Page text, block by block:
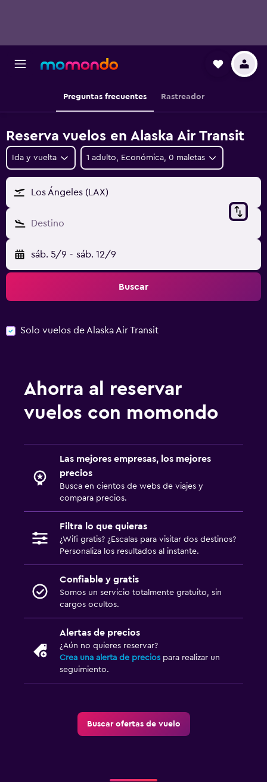
Preguntas frecuentes Rastreador
Reserva vuelos en Alaska Air Transit
Ida y vuelta 1 adulto, Económica, 0 maletas
Los Ángeles (LAX)
Destino
sáb. 5/9 - sáb. 12/9
Buscar
Solo vuelos de Alaska Air Transit
Ahorra al reservar
vuelos con momondo
Las mejores empresas, los mejores
precios
Busca en cientos de webs de viajes y
compara precios.
Filtra lo que quieras
¿Wifi gratis? ¿Escalas para visitar dos destinos?
Personaliza los resultados al instante.
Confiable y gratis
Somos un servicio totalmente gratuito, sin
cargos ocultos.
Alertas de precios
¿Aún no quieres reservar?
Crea una alerta de precios para realizar un
seguimiento.
Buscar ofertas de vuelo